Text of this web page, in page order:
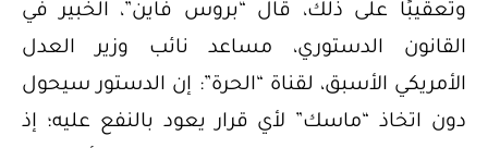
وتعقيبًا على ذلك، قال “بروس فاين”، الخبير في
القانون الدستوري، مساعد نائب وزير العدل
الأمريكي الأسبق، لقناة “الحرة”: إن الدستور سيحول
دون اتخاذ “ماسك” لأي قرار يعود بالنفع عليه؛ إذ